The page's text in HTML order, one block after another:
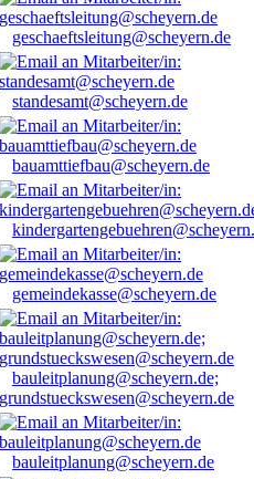
geschaeftsleitung@scheyern.de
standesamt@scheyern.de
bauamttiefbau@scheyern.de
gemeindekasse@scheyern.de
bauleitplanung@scheyern.de;
grundstueckswesen@scheyern.de
bauleitplanung@scheyern.de